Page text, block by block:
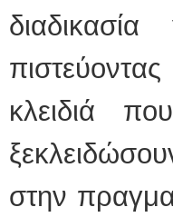
κλειδιά
στην